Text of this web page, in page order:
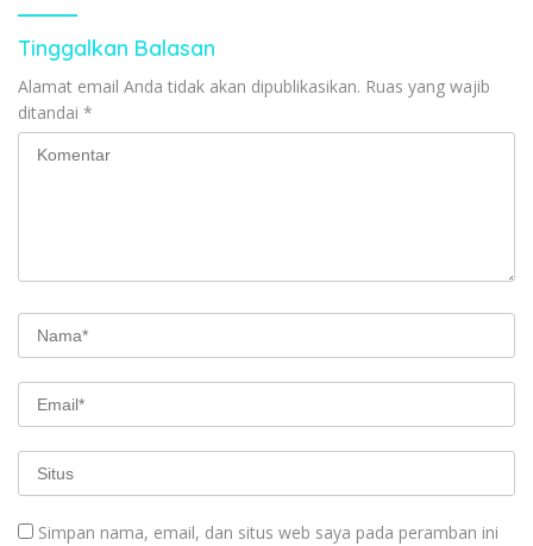
Tinggalkan Balasan
Alamat email Anda tidak akan dipublikasikan. Ruas yang wajib
ditandai *
Simpan nama, email, dan situs web saya pada peramban ini